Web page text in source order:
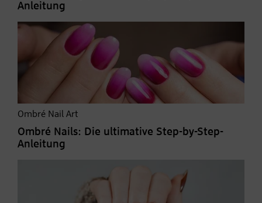
Anleitung
Ombré Nail Art
Ombré Nails: Die ultimative Step-by-Step-
Anleitung